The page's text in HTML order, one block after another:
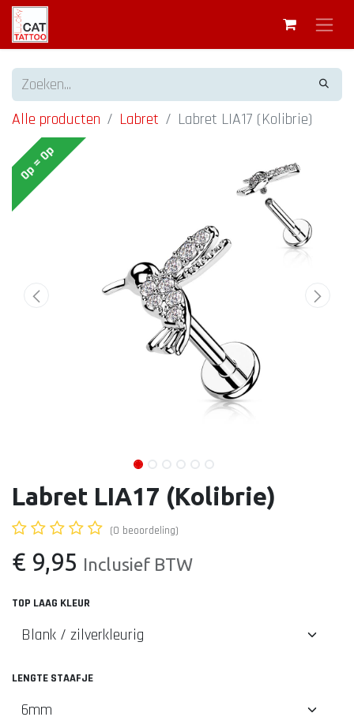
Alle producten Labret Labret LIA17 (Kolibrie)
Op = Op
Labret LIA17 (Kolibrie)
(0 beoordeling)
€ 9,95 Inclusief BTW
TOP LAAG KLEUR
LENGTE STAAFJE